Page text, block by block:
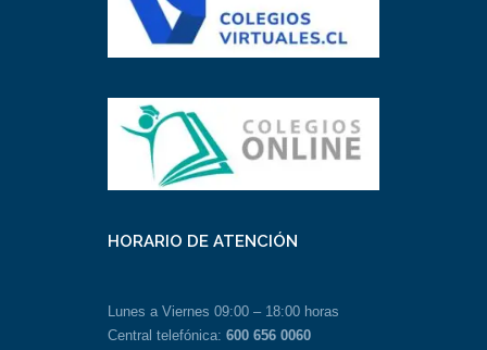
HORARIO DE ATENCIÓN
Lunes a Viernes 09:00 – 18:00 horas
Central telefónica: 600 656 0060